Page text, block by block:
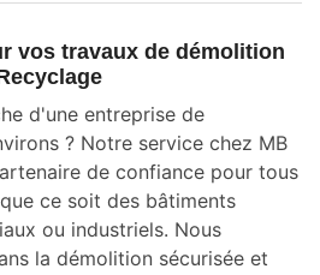
vos travaux de démolition
d'une entreprise de
? Notre service chez MB
de confiance pour tous
ce soit des bâtiments
ou industriels. Nous
la démolition sécurisée et